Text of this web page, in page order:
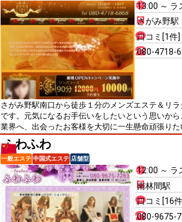
13:00 ～ ラ
さがみ野駅
口コミ[1件]
080-4718-
さがみ野駅南口から徒歩１分のメンズエステ＆リ
です。元気になるお手伝いをしたいという思いか
業界へ、出会ったお客様を大切に一生懸命頑張りた
ふわふわ
一般エステ 中国式エステ 店舗型
12:00 ～ ラ
南林間駅
口コミ[16
080-9675-